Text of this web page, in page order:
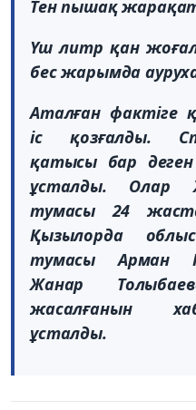
Тен пышақ
Үш литр қан
бес жарымда
Аталған
іс қозғалды.
қатысы бар
ұсталды. Олар
тумасы 24
Қызылорда
тумасы Арман
Жанар
жасалғанын
ұсталды.